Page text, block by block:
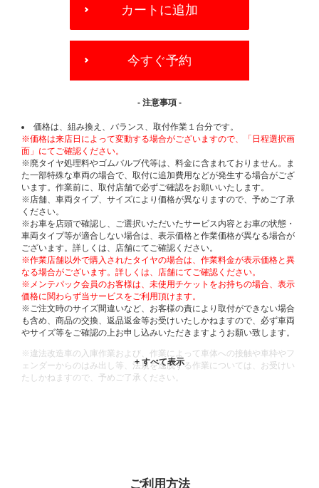
OPTIONS
カートに追加
今すぐ予約
- 注意事項 -
価格は、組み換え、バランス、取付作業１台分です。
※価格は来店日によって変動する場合がございますので、「日程選択画
面」にてご確認ください。
※廃タイヤ処理料やゴムバルブ代等は、料金に含まれておりません。ま
た一部特殊な車両の場合で、取付に追加費用などが発生する場合がござ
います。作業前に、取付店舗で必ずご確認をお願いいたします。
※店舗、車両タイプ、サイズにより価格が異なりますので、予めご了承
ください。
※お車を店頭で確認し、ご選択いただいたサービス内容とお車の状態・
車両タイプ等が適合しない場合は、表示価格と作業価格が異なる場合が
ございます。詳しくは、店舗にてご確認ください。
※作業店舗以外で購入されたタイヤの場合は、作業料金が表示価格と異
なる場合がございます。詳しくは、店舗にてご確認ください。
※メンテパック会員のお客様は、未使用チケットをお持ちの場合、表示
価格に関わらず当サービスをご利用頂けます。
※ご注文時のサイズ間違いなど、お客様の責により取付ができない場合
も含め、商品の交換、返品返金等お受けいたしかねますので、必ず車両
やサイズ等をご確認の上お申し込みいただきますようお願い致します。
※違法改造車の入庫作業および、作業によって車体への接触や車枠やフ
ェンダーからのはみ出し等、法規を逸脱する作業については、お受けい
たしかねますので、予めご了承ください。
ご利用方法